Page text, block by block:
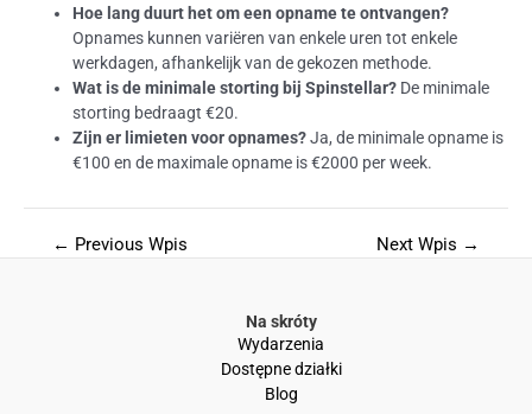
Hoe lang duurt het om een opname te ontvangen?
Opnames kunnen variëren van enkele uren tot enkele
werkdagen, afhankelijk van de gekozen methode.
Wat is de minimale storting bij Spinstellar? De minimale
storting bedraagt €20.
Zijn er limieten voor opnames?Ja, de minimale opname is
€100 en de maximale opname is €2000 per week.
← Previous Wpis Next Wpis →
Na skróty
Wydarzenia
Dostępne działki
Blog